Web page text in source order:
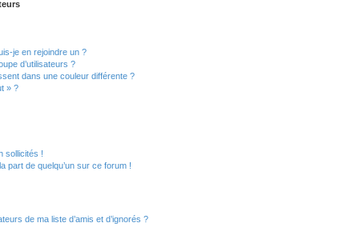
je en rejoindre un ?
d’utilisateurs ?
dans une couleur différente ?
» ?
sollicités !
part de quelqu’un sur ce forum !
de ma liste d’amis et d’ignorés ?